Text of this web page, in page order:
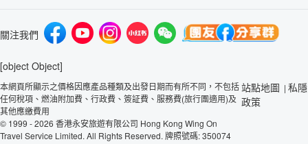
關注我們
[object Object]
本網頁所顯示之價格因應產品種類及出發日期而有所不同，不包括
任何稅項、燃油附加費、行政費、簽証費、服務費(旅行團適用)及
其他應繳費用
© 1999 - 2026 香港永安旅遊有限公司 Hong Kong Wing On
Travel Service Limited. All Rights Reserved. 牌照號碼: 350074
站點地圖 | 私隱
政策